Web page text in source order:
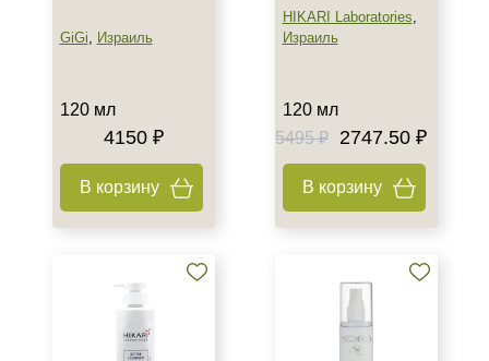
Для женщин
Демакияж
Форма выпуска
GiGi, Израиль
120 мл
4150 ₽
В корзину
HIKARI Laboratories,
Израиль
120 мл
5495 ₽
2747.50 ₽
В корзину